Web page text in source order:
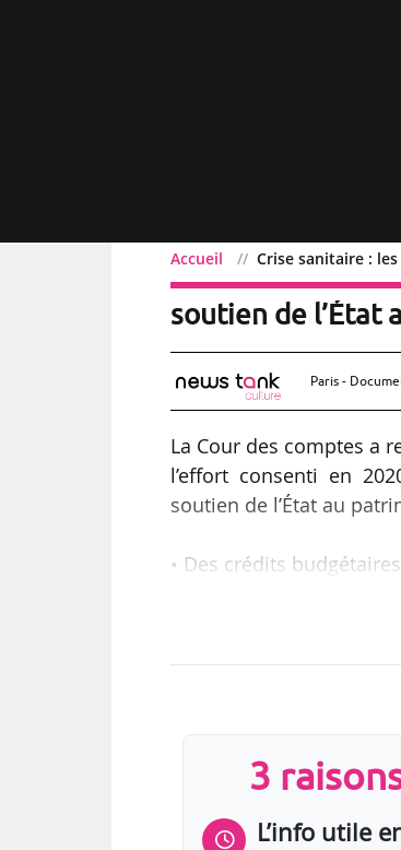
Accueil Crise sanitaire :
Crise sanitaire :
soutien de l’État
Paris -
La Cour des comptes a
l’effort consenti en
soutien de l’État au
• Des crédits
modèle économique
telles sont les
3
L’info utile